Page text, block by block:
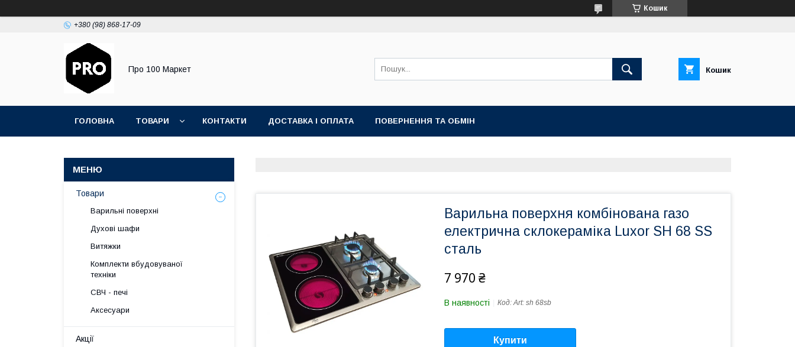
Кошик
+380 (98) 868-17-09
Про 100 Маркет Кошик
ГОЛОВНА ТОВАРИ КОНТАКТИ ДОСТАВКА І ОПЛАТА ПОВЕРНЕННЯ ТА ОБМІН
Варильна поверхня комбінована газо
електрична склокераміка Luxor SH 68 SS
сталь
7 970 ₴
В наявності Код:Art: sh 68sb
Купити
Товари
Варильні поверхні
Духові шафи
Витяжки
Комплекти вбудовуваної
техніки
СВЧ - печі
Аксесуари
Акції